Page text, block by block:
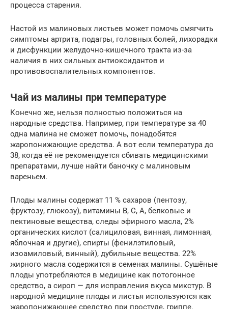
процесса старения.
Настой из малиновых листьев может помочь смягчить
симптомы артрита, подагры, головных болей, лихорадки
и дисфункции желудочно-кишечного тракта из-за
наличия в них сильных антиоксидантов и
противовоспалительных компонентов.
Чай из малины при температуре
Конечно же, нельзя полностью положиться на
народные средства. Например, при температуре за 40
одна малина не сможет помочь, понадобятся
жаропонижающие средства. А вот если температура до
38, когда её не рекомендуется сбивать медицинскими
препаратами, лучше найти баночку с малиновым
вареньем.
Плоды малины содержат 11 % сахаров (пентозу,
фруктозу, глюкозу), витамины В, С, А, белковые и
пектиновые вещества, следы эфирного масла, 2%
органических кислот (салициловая, винная, лимонная,
яблочная и другие), спирты (фенилэтиловый,
изоамиловый, винный), дубильные вещества. 22%
жирного масла содержится в семенах малины. Сушёные
плоды употребляются в медицине как потогонное
средство, а сироп — для исправления вкуса микстур. В
народной медицине плоды и листья используются как
жаропонижающее средство при простуде, гриппе.